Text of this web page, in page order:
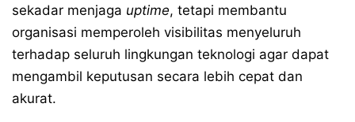
sekadar menjaga uptime, tetapi membantu
organisasi memperoleh visibilitas menyeluruh
terhadap seluruh lingkungan teknologi agar dapat
mengambil keputusan secara lebih cepat dan
akurat.